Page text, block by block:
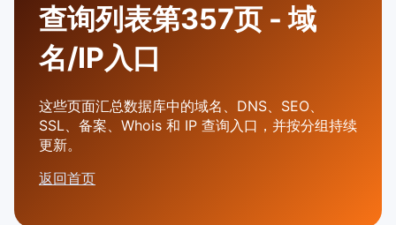
查询列表第357页 - 域
名/IP入口
这些页面汇总数据库中的域名、DNS、SEO、
SSL、备案、Whois 和 IP 查询入口，并按分组持续
更新。
返回首页